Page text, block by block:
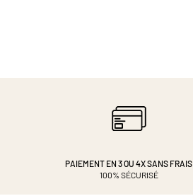
PAIEMENT EN 3 OU 4XSANS FRAIS
100% SÉCURISÉ